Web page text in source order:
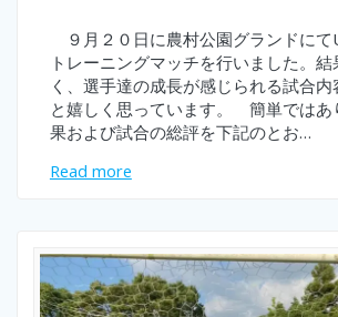
９月２０日に農村公園グランドに
トレーニングマッチを行いました。
く、選手達の成長が感じられる試合内
と嬉しく思っています。 簡単ではあ
果および試合の総評を下記のとお…
Read more